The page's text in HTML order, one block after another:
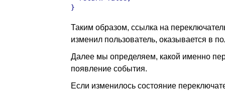
}
Таким образом, ссылка на
изменил пользователь, оказывается в
Далее мы определяем, какой именно
появление события.
Если изменилось состояние